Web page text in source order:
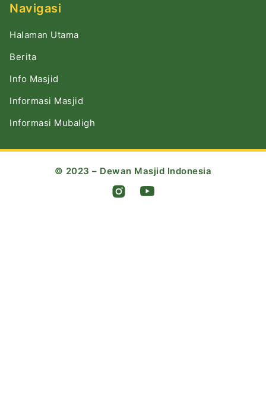
Navigasi
Halaman Utama
Berita
Info Masjid
Informasi Masjid
Informasi Mubaligh
© 2023 – Dewan Masjid Indonesia